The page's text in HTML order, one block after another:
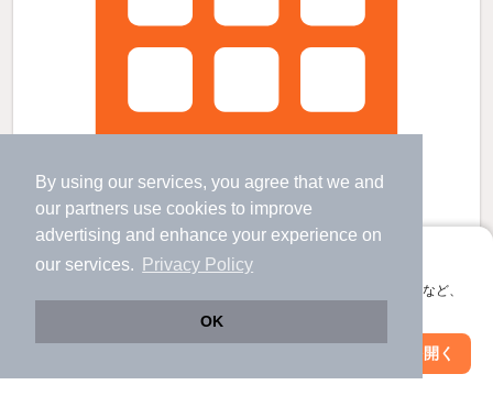
By using our services, you agree that we and
our partners use cookies to improve
advertising and enhance your experience on
our services.
Privacy Policy
OK
アプリに切り替えて、サクサクお部屋探し
会員登録なしですぐ使える。マップ検索やお気に入り保存など、
アプリを開く
Solis上町の賃貸物件
和歌山港駅 歩29分 （和歌山港線）
和歌山市駅 バス
絞り込み条件を変更